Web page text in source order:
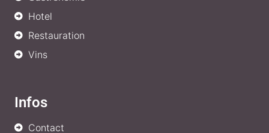
Hotel
Restauration
Vins
Infos
Contact